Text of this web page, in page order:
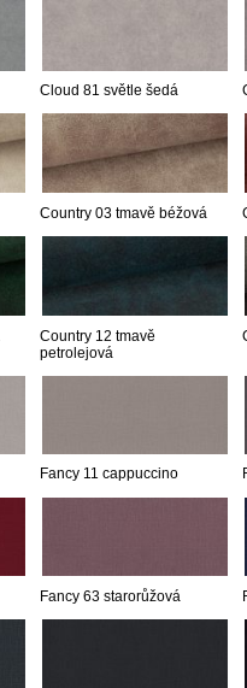
Cloud 81 světle šedá
Country 03 tmavě béžová
Country 12 tmavě
petrolejová
Fancy 11 cappuccino
Fancy 63 starorůžová